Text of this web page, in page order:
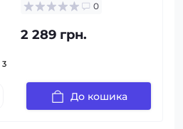
3
0
2 289 грн.
До кошика